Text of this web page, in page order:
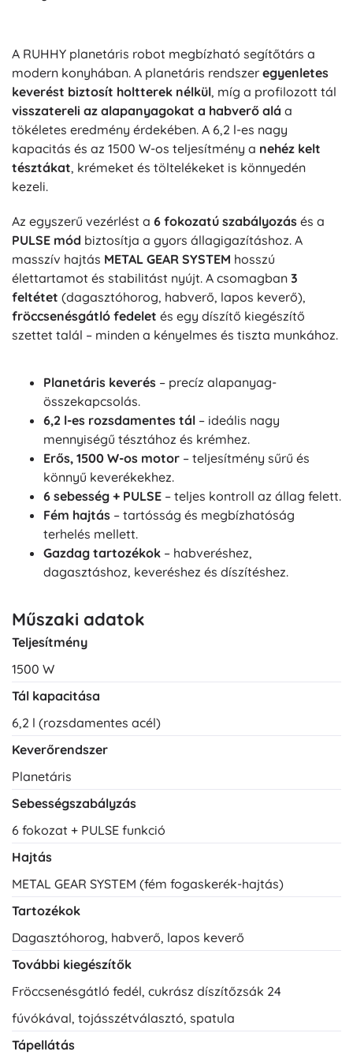
A RUHHY planetáris robot megbízható segítőtárs a
modern konyhában. A planetáris rendszer egyenletes
keverést biztosít holtterek nélkül, míg a profilozott tál
visszatereli az alapanyagokat a habverő alá a
tökéletes eredmény érdekében. A 6,2 l-es nagy
kapacitás és az 1500 W-os teljesítmény a nehéz kelt
tésztákat, krémeket és töltelékeket is könnyedén
kezeli.
Az egyszerű vezérlést a 6 fokozatú szabályozás és a
PULSE mód biztosítja a gyors állagigazításhoz. A
masszív hajtás METAL GEAR SYSTEM hosszú
élettartamot és stabilitást nyújt. A csomagban 3
feltétet (dagasztóhorog, habverő, lapos keverő),
fröccsenésgátló fedelet és egy díszítő kiegészítő
szettet talál – minden a kényelmes és tiszta munkához.
Planetáris keverés – precíz alapanyag-
összekapcsolás.
6,2 l-es rozsdamentes tál – ideális nagy
mennyiségű tésztához és krémhez.
Erős, 1500 W-os motor – teljesítmény sűrű és
könnyű keverékekhez.
6 sebesség + PULSE – teljes kontroll az állag felett.
Fém hajtás – tartósság és megbízhatóság
terhelés mellett.
Gazdag tartozékok – habveréshez,
dagasztáshoz, keveréshez és díszítéshez.
Műszaki adatok
Teljesítmény
1500 W
Tál kapacitása
6,2 l (rozsdamentes acél)
Keverőrendszer
Planetáris
Sebességszabályzás
6 fokozat + PULSE funkció
Hajtás
METAL GEAR SYSTEM (fém fogaskerék-hajtás)
Tartozékok
Dagasztóhorog, habverő, lapos keverő
További kiegészítők
Fröccsenésgátló fedél, cukrász díszítőzsák 24
fúvókával, tojásszétválasztó, spatula
Tápellátás